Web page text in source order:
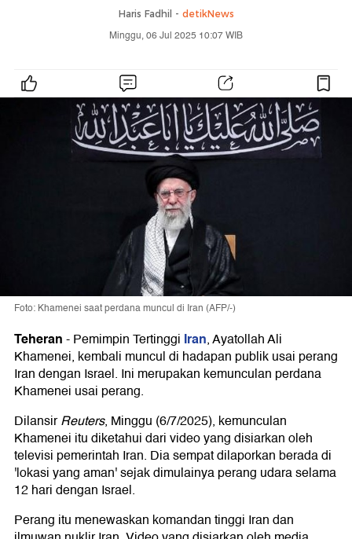
Haris Fadhil - detikNews
Minggu, 06 Jul 2025 10:07 WIB
Foto: Khamenei saat perdana muncul di Iran (AFP/-)
Teheran-Pemimpin Tertinggi Iran, Ayatollah Ali
Khamenei, kembali muncul di hadapan publik usai perang
Iran dengan Israel. Ini merupakan kemunculan perdana
Khamenei usai perang.
DilansirReuters, Minggu (6/7/2025), kemunculan
Khamenei itu diketahui dari video yang disiarkan oleh
televisi pemerintah Iran. Dia sempat dilaporkan berada di
'lokasi yang aman' sejak dimulainya perang udara selama
12 hari dengan Israel.
Perang itu menewaskan komandan tinggi Iran dan